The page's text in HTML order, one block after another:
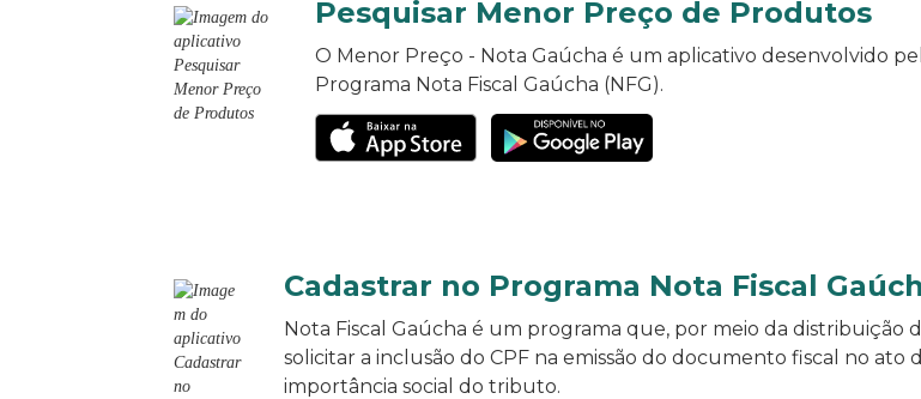
Pesquisar Menor Preço de Produtos
O Menor Preço - Nota Gaúcha é um aplicativo desenvolvido
Programa Nota Fiscal Gaúcha (NFG).
Cadastrar no Programa Nota Fiscal
Nota Fiscal Gaúcha é um programa que, por meio da distribuição
solicitar a inclusão do CPF na emissão do documento fiscal no ato
importância social do tributo.